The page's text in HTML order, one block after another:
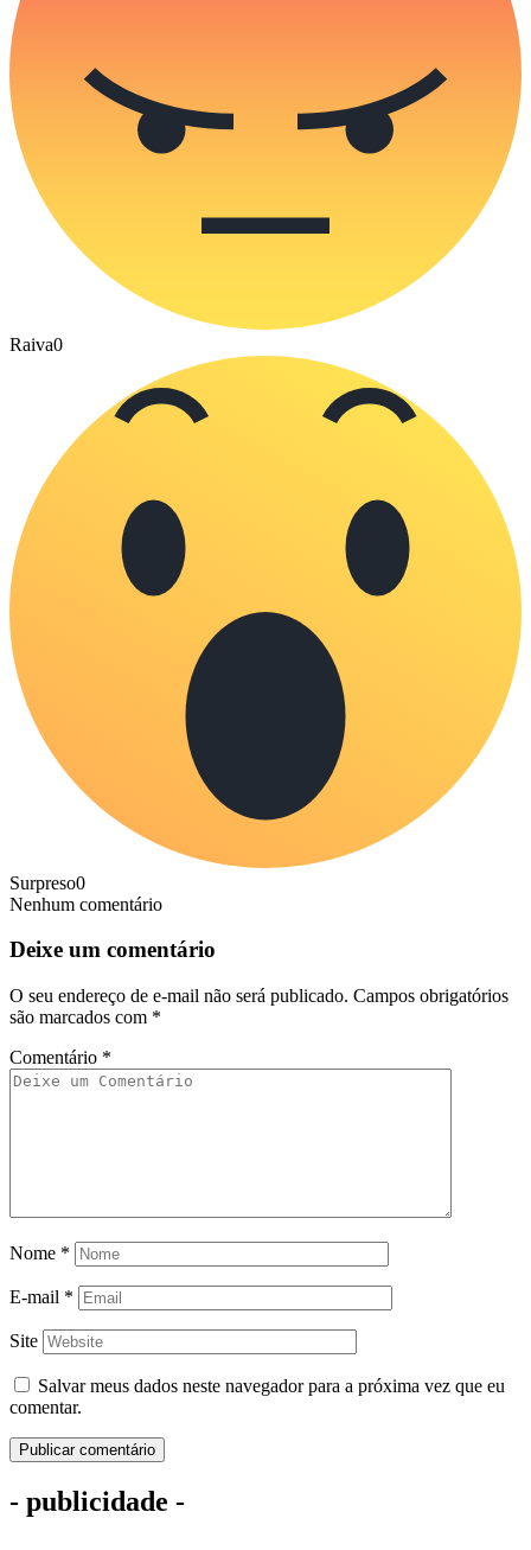
Raiva0
Surpreso0
Nenhum comentário
Deixe um comentário
O seu endereço de e-mail não será publicado. Campos obrigatórios
são marcados com *
Comentário *
Nome *
E-mail *
Site
Salvar meus dados neste navegador para a próxima vez que eu
comentar.
- publicidade -